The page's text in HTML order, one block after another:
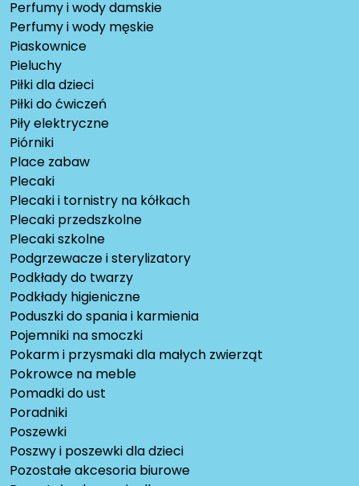
Perfumy i wody damskie
Perfumy i wody męskie
Piaskownice
Pieluchy
Piłki dla dzieci
Piłki do ćwiczeń
Piły elektryczne
Piórniki
Place zabaw
Plecaki
Plecaki i tornistry na kółkach
Plecaki przedszkolne
Plecaki szkolne
Podgrzewacze i sterylizatory
Podkłady do twarzy
Podkłady higieniczne
Poduszki do spania i karmienia
Pojemniki na smoczki
Pokarm i przysmaki dla małych zwierząt
Pokrowce na meble
Pomadki do ust
Poradniki
Poszewki
Poszwy i poszewki dla dzieci
Pozostałe akcesoria biurowe